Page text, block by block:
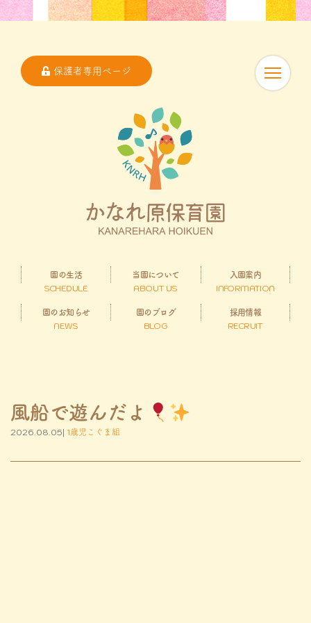
保護者専用ページ
園の生活
SCHEDULE
当園について
ABOUT US
入園案内
INFORMATION
園のお知らせ
NEWS
園のブログ
BLOG
採用情報
RECRUIT
風船で遊んだよ
2026.08.05| 1歳児こぐま組